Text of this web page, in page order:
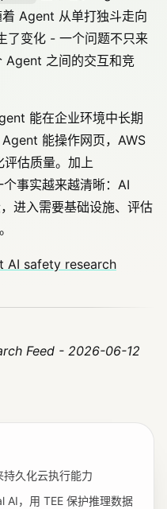
Agent 从单打独斗走向
了变化 - 一个问题不只来
Agent 之间的交互和竞
能在企业环境中长期
能操作网页，AWS
估质量。加上
事实越来越清晰：AI
进入需要基础设施、评估
AI safety research
Feed - 2026-06-12
久化云执行能力
，用 TEE 保护推理数据